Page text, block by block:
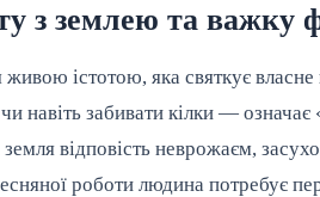
з землею та важку
істотою, яка святкує
навіть забивати кілки —
відповість неврожаєм,
роботи людина потребує